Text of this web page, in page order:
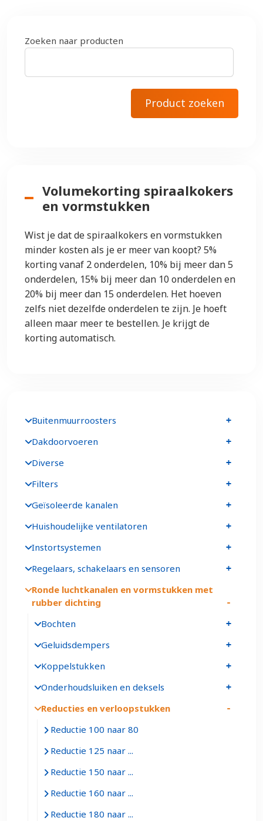
Zoeken naar producten
Volumekorting spiraalkokers
en vormstukken
Wist je dat de spiraalkokers en vormstukken
minder kosten als je er meer van koopt? 5%
korting vanaf 2 onderdelen, 10% bij meer dan 5
onderdelen, 15% bij meer dan 10 onderdelen en
20% bij meer dan 15 onderdelen. Het hoeven
zelfs niet dezelfde onderdelen te zijn. Je hoeft
alleen maar meer te bestellen. Je krijgt de
korting automatisch.
Buitenmuurroosters
Dakdoorvoeren
Diverse
Filters
Geïsoleerde kanalen
Huishoudelijke ventilatoren
Instortsystemen
Regelaars, schakelaars en sensoren
Ronde luchtkanalen en vormstukken met
rubber dichting
Bochten
Geluidsdempers
Koppelstukken
Onderhoudsluiken en deksels
Reducties en verloopstukken
Reductie 100 naar 80
Reductie 125 naar ...
Reductie 150 naar ...
Reductie 160 naar ...
Reductie 180 naar ...